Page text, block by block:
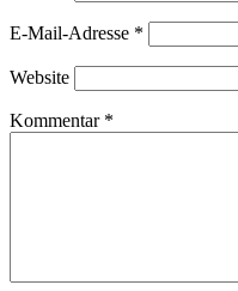
E-Mail-Adresse *
Website
Kommentar *